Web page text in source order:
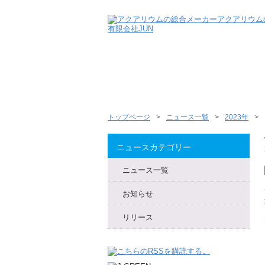
トップページ ニュース一覧 2023年
ニュースカテゴリー
ニュース一覧
お知らせ
リリース